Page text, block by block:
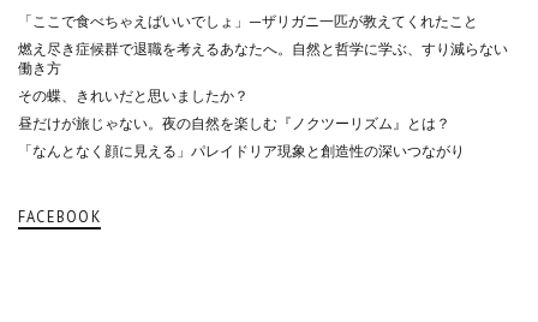
「ここで食べちゃえばいいでしょ」—ザリガニ一匹が教えてくれたこと
燃え尽き症候群で退職を考えるあなたへ。自然と哲学に学ぶ、すり減らない
働き方
その蝶、きれいだと思いましたか？
昼だけが旅じゃない。夜の自然を楽しむ『ノクツーリズム』とは？
「なんとなく顔に見える」パレイドリア現象と創造性の深いつながり
FACEBOOK